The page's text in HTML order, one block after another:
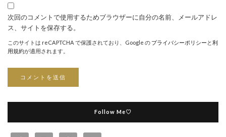
次回のコメントで使用するためブラウザーに自分の名前、メールアドレ
ス、サイトを保存する。
このサイトは reCAPTCHA で保護されており、Google の プライバシーポリシー と利
用規約が適用されます。
Follow Me♡